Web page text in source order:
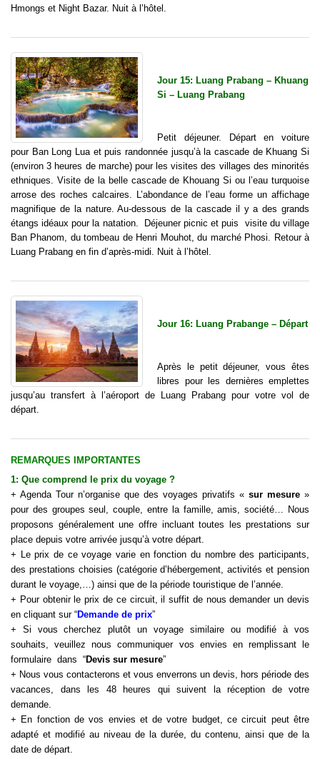
Hmongs et Night Bazar. Nuit à l’hôtel.
Jour 15: Luang Prabang – Khuang
Si – Luang Prabang
Petit déjeuner. Départ en voiture
pour Ban Long Lua et puis randonnée jusqu’à la cascade de Khuang Si
(environ 3 heures de marche) pour les visites des villages des minorités
ethniques. Visite de la belle cascade de Khouang Si ou l’eau turquoise
arrose des roches calcaires. L’abondance de l’eau forme un affichage
magnifique de la nature. Au-dessous de la cascade il y a des grands
étangs idéaux pour la natation. Déjeuner picnic et puis visite du village
Ban Phanom, du tombeau de Henri Mouhot, du marché Phosi. Retour à
Luang Prabang en fin d’après-midi. Nuit à l’hôtel.
Jour 16: Luang Prabange – Départ
Après le petit déjeuner, vous êtes
libres pour les dernières emplettes
jusqu’au transfert à l’aéroport de Luang Prabang pour votre vol de
départ.
REMARQUES IMPORTANTES
1: Que comprend le prix du voyage ?
+ Agenda Tour n’organise que des voyages privatifs « sur mesure »
pour des groupes seul, couple, entre la famille, amis, société… Nous
proposons généralement une offre incluant toutes les prestations sur
place depuis votre arrivée jusqu’à votre départ.
+ Le prix de ce voyage varie en fonction du nombre des participants,
des prestations choisies (catégorie d’hébergement, activités et pension
durant le voyage,…) ainsi que de la période touristique de l’année.
+ Pour obtenir le prix de ce circuit, il suffit de nous demander un devis
en cliquant sur “Demande de prix”
+ Si vous cherchez plutôt un voyage similaire ou modifié à vos
souhaits, veuillez nous communiquer vos envies en remplissant le
formulaire dans “Devis sur mesure”
+ Nous vous contacterons et vous enverrons un devis, hors période des
vacances, dans les 48 heures qui suivent la réception de votre
demande.
+ En fonction de vos envies et de votre budget, ce circuit peut être
adapté et modifié au niveau de la durée, du contenu, ainsi que de la
date de départ.